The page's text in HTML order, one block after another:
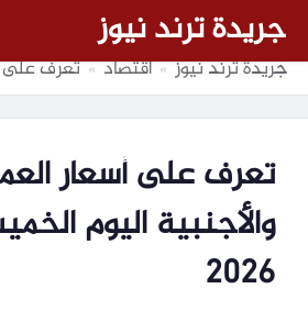
جريدة ترند نيوز
جريدة ترند نيوز » اقتصاد » تعرف على أسعار
تعرف على أسعار
2026